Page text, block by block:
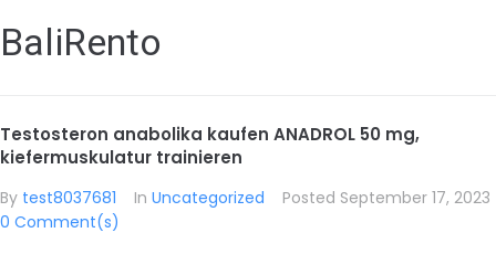
BaliRento
Testosteron anabolika kaufen ANADROL 50 mg,
kiefermuskulatur trainieren
By test8037681 In Uncategorized Posted September 17, 2023
0 Comment(s)